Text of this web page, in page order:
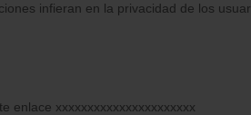
infieran en la privacidad de los
enlace xxxxxxxxxxxxxxxxxxxxxx